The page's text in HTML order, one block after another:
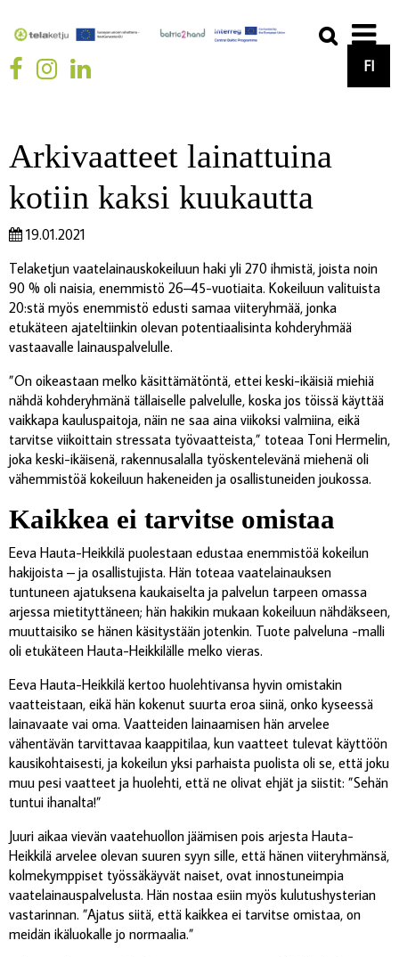
FI
Arkivaatteet lainattuina
kotiin kaksi kuukautta
19.01.2021
Telaketjun vaatelainauskokeiluun haki yli 270 ihmistä, joista noin
90 % oli naisia, enemmistö 26–45-vuotiaita. Kokeiluun valituista
20:stä myös enemmistö edusti samaa viiteryhmää, jonka
etukäteen ajateltiinkin olevan potentiaalisinta kohderyhmää
vastaavalle lainauspalvelulle.
”On oikeastaan melko käsittämätöntä, ettei keski-ikäisiä miehiä
nähdä kohderyhmänä tällaiselle palvelulle, koska jos töissä käyttää
vaikkapa kauluspaitoja, näin ne saa aina viikoksi valmiina, eikä
tarvitse viikoittain stressata työvaatteista,” toteaa Toni Hermelin,
joka keski-ikäisenä, rakennusalalla työskentelevänä miehenä oli
vähemmistöä kokeiluun hakeneiden ja osallistuneiden joukossa.
Kaikkea ei tarvitse omistaa
Eeva Hauta-Heikkilä puolestaan edustaa enemmistöä kokeilun
hakijoista – ja osallistujista. Hän toteaa vaatelainauksen
tuntuneen ajatuksena kaukaiselta ja palvelun tarpeen omassa
arjessa mietityttäneen; hän hakikin mukaan kokeiluun nähdäkseen,
muuttaisiko se hänen käsitystään jotenkin. Tuote palveluna -malli
oli etukäteen Hauta-Heikkilälle melko vieras.
Eeva Hauta-Heikkilä kertoo huolehtivansa hyvin omistakin
vaatteistaan, eikä hän kokenut suurta eroa siinä, onko kyseessä
lainavaate vai oma. Vaatteiden lainaamisen hän arvelee
vähentävän tarvittavaa kaappitilaa, kun vaatteet tulevat käyttöön
kausikohtaisesti, ja kokeilun yksi parhaista puolista oli se, että joku
muu pesi vaatteet ja huolehti, että ne olivat ehjät ja siistit: ”Sehän
tuntui ihanalta!”
Juuri aikaa vievän vaatehuollon jäämisen pois arjesta Hauta-
Heikkilä arvelee olevan suuren syyn sille, että hänen viiteryhmänsä,
kolmekymppiset työssäkäyvät naiset, ovat innostuneimpia
vaatelainauspalvelusta. Hän nostaa esiin myös kulutushysterian
vastarinnan. ”Ajatus siitä, että kaikkea ei tarvitse omistaa, on
meidän ikäluokalle jo normaalia.”